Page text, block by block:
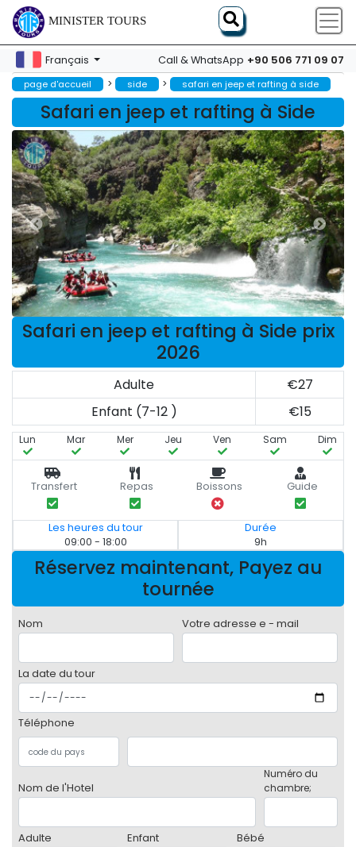
MINISTER TOURS
Français Call & WhatsApp +90 506 771 09 07
page d'accueil > side > safari en jeep et rafting à side
Safari en jeep et rafting à Side
Safari en jeep et rafting à Side prix
2026
Adulte
€27
Enfant (7-12 )
€15
Lun Mar Mer Jeu Ven Sam Dim
Transfert Repas Boissons Guide
Les heures du tour
09:00 - 18:00
Durée
9h
Réservez maintenant, Payez au
tournée
Nom Votre adresse e - mail
La date du tour
Téléphone
Nom de l'Hotel
Numéro du
chambre;
Adulte Enfant Bébé